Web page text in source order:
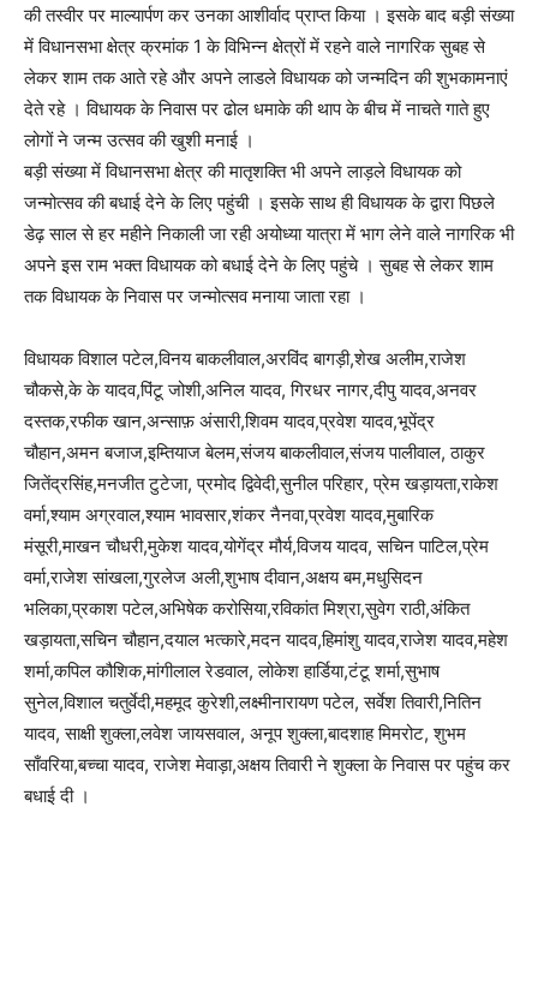
की तस्वीर पर माल्यार्पण कर उनका आशीर्वाद प्राप्त किया । इसके बाद बड़ी संख्या
में विधानसभा क्षेत्र क्रमांक 1 के विभिन्न क्षेत्रों में रहने वाले नागरिक सुबह से
लेकर शाम तक आते रहे और अपने लाडले विधायक को जन्मदिन की शुभकामनाएं
देते रहे । विधायक के निवास पर ढोल धमाके की थाप के बीच में नाचते गाते हुए
लोगों ने जन्म उत्सव की खुशी मनाई ।
बड़ी संख्या में विधानसभा क्षेत्र की मातृशक्ति भी अपने लाड़ले विधायक को
जन्मोत्सव की बधाई देने के लिए पहुंची । इसके साथ ही विधायक के द्वारा पिछले
डेढ़ साल से हर महीने निकाली जा रही अयोध्या यात्रा में भाग लेने वाले नागरिक भी
अपने इस राम भक्त विधायक को बधाई देने के लिए पहुंचे । सुबह से लेकर शाम
तक विधायक के निवास पर जन्मोत्सव मनाया जाता रहा ।
विधायक विशाल पटेल,विनय बाकलीवाल,अरविंद बागड़ी,शेख अलीम,राजेश
चौकसे,के के यादव,पिंटू जोशी,अनिल यादव, गिरधर नागर,दीपु यादव,अनवर
दस्तक,रफीक खान,अन्साफ़ अंसारी,शिवम यादव,प्रवेश यादव,भूपेंद्र
चौहान,अमन बजाज,इम्तियाज बेलम,संजय बाकलीवाल,संजय पालीवाल, ठाकुर
जितेंद्रसिंह,मनजीत टुटेजा, प्रमोद द्विवेदी,सुनील परिहार, प्रेम खड़ायता,राकेश
वर्मा,श्याम अग्रवाल,श्याम भावसार,शंकर नैनवा,प्रवेश यादव,मुबारिक
मंसूरी,माखन चौधरी,मुकेश यादव,योगेंद्र मौर्य,विजय यादव, सचिन पाटिल,प्रेम
वर्मा,राजेश सांखला,गुरलेज अली,शुभाष दीवान,अक्षय बम,मधुसिदन
भलिका,प्रकाश पटेल,अभिषेक करोसिया,रविकांत मिश्रा,सुवेग राठी,अंकित
खड़ायता,सचिन चौहान,दयाल भत्कारे,मदन यादव,हिमांशु यादव,राजेश यादव,महेश
शर्मा,कपिल कौशिक,मांगीलाल रेडवाल, लोकेश हार्डिया,टंटू शर्मा,सुभाष
सुनेल,विशाल चतुर्वेदी,महमूद कुरेशी,लक्ष्मीनारायण पटेल, सर्वेश तिवारी,नितिन
यादव, साक्षी शुक्ला,लवेश जायसवाल, अनूप शुक्ला,बादशाह मिमरोट, शुभम
साँवरिया,बच्चा यादव, राजेश मेवाड़ा,अक्षय तिवारी ने शुक्ला के निवास पर पहुंच कर
बधाई दी ।